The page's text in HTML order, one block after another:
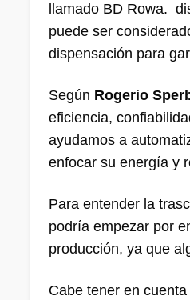
llamado BD Rowa.
puede ser
dispensación para
Según Rogerio
eficiencia,
ayudamos a
enfocar su energía y
Para entender la
podría empezar por
producción, ya que
Cabe tener en